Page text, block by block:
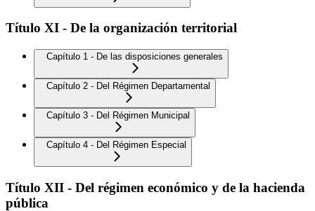
Título XI - De la organización territorial
Capítulo 1 - De las disposiciones generales
Capítulo 2 - Del Régimen Departamental
Capítulo 3 - Del Régimen Municipal
Capítulo 4 - Del Régimen Especial
Título XII - Del régimen económico y de la hacienda
pública